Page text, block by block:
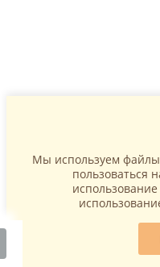
Мы используем
пользоваться